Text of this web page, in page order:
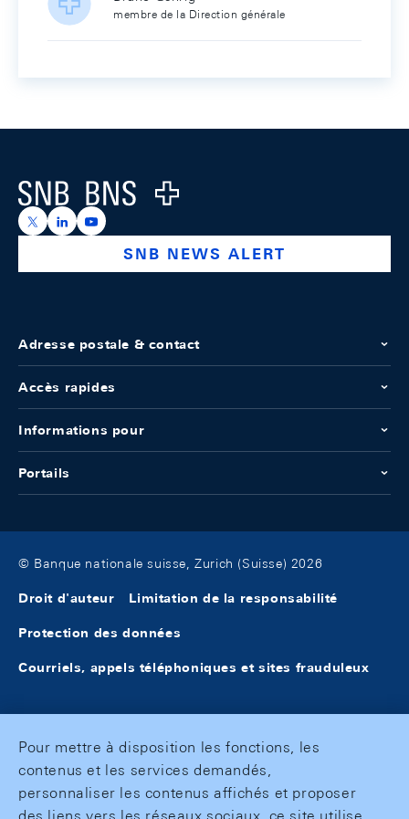
membre de la Direction générale
Logo
https://x.com/snb_bns
https://ch.linkedin.com/company/swiss-national-
https://www.youtube.com/@swissnationalbank
SNB NEWS ALERT
Adresse postale & contact
Accès rapides
Informations pour
Portails
© Banque nationale suisse, Zurich (Suisse) 2026
Droit d'auteur Limitation de la responsabilité
Protection des données
Courriels, appels téléphoniques et sites frauduleux
Pour mettre à disposition les fonctions, les
contenus et les services demandés,
personnaliser les contenus affichés et proposer